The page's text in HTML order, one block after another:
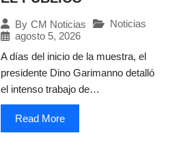
By CM Noticias
Noticias
agosto 5, 2026
A días del inicio de la muestra, el
presidente Dino Garimanno detalló
el intenso trabajo de…
Read More